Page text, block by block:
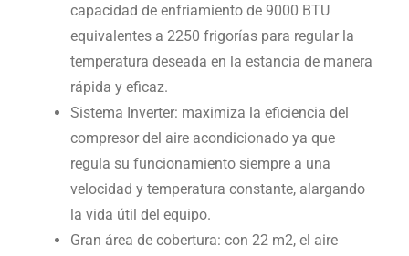
capacidad de enfriamiento de 9000 BTU
equivalentes a 2250 frigorías para regular la
temperatura deseada en la estancia de manera
rápida y eficaz.
Sistema Inverter: maximiza la eficiencia del
compresor del aire acondicionado ya que
regula su funcionamiento siempre a una
velocidad y temperatura constante, alargando
la vida útil del equipo.
Gran área de cobertura: con 22 m2, el aire